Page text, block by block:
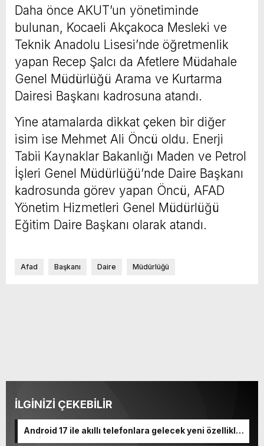
Daha önce AKUT’un yönetiminde
bulunan, Kocaeli Akçakoca Mesleki ve
Teknik Anadolu Lisesi’nde öğretmenlik
yapan Recep Şalcı da Afetlere Müdahale
Genel Müdürlüğü Arama ve Kurtarma
Dairesi Başkanı kadrosuna atandı.
Yine atamalarda dikkat çeken bir diğer
isim ise Mehmet Ali Öncü oldu. Enerji
Tabii Kaynaklar Bakanlığı Maden ve Petrol
İşleri Genel Müdürlüğü’nde Daire Başkanı
kadrosunda görev yapan Öncü, AFAD
Yönetim Hizmetleri Genel Müdürlüğü
Eğitim Daire Başkanı olarak atandı.
Afad Başkanı Daire Müdürlüğü
İLGİNİZİ ÇEKEBİLİR
Android 17 ile akıllı telefonlara gelecek yeni özellikler
belli oldu